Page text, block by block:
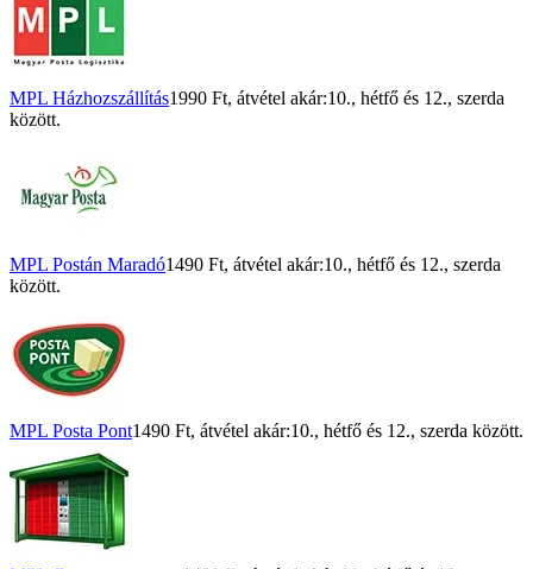
MPL Házhozszállítás1990 Ft, átvétel akár:10., hétfő és 12., szerda
között.
MPL Postán Maradó1490 Ft, átvétel akár:10., hétfő és 12., szerda
között.
MPL Posta Pont1490 Ft, átvétel akár:10., hétfő és 12., szerda között.